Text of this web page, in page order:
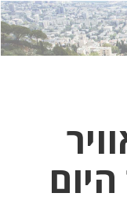
לחץ
כאן
לחץ
כדי